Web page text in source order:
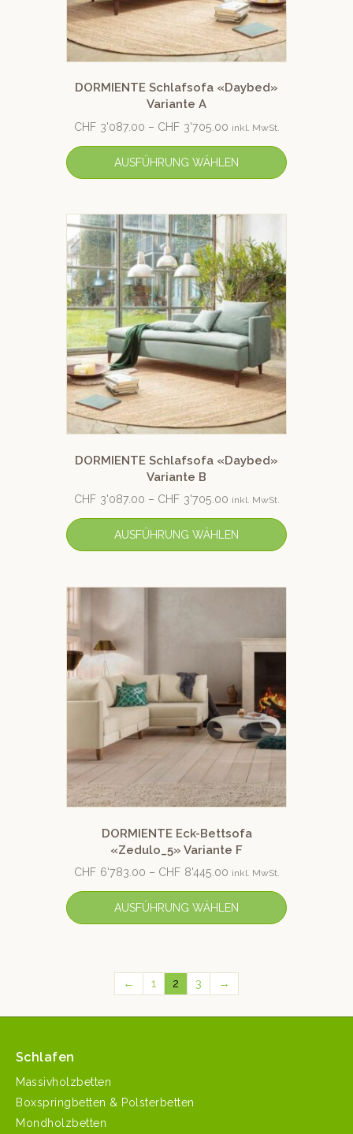
DORMIENTE Schlafsofa «Daybed»
Variante A
CHF 3'087.00 – CHF 3'705.00 inkl. MwSt.
AUSFÜHRUNG WÄHLEN
DORMIENTE Schlafsofa «Daybed»
Variante B
CHF 3'087.00 – CHF 3'705.00 inkl. MwSt.
AUSFÜHRUNG WÄHLEN
DORMIENTE Eck-Bettsofa
«Zedulo_5» Variante F
CHF 6'783.00 – CHF 8'445.00 inkl. MwSt.
AUSFÜHRUNG WÄHLEN
← 1 2 3 →
Schlafen
Massivholzbetten
Boxspringbetten & Polsterbetten
Mondholzbetten